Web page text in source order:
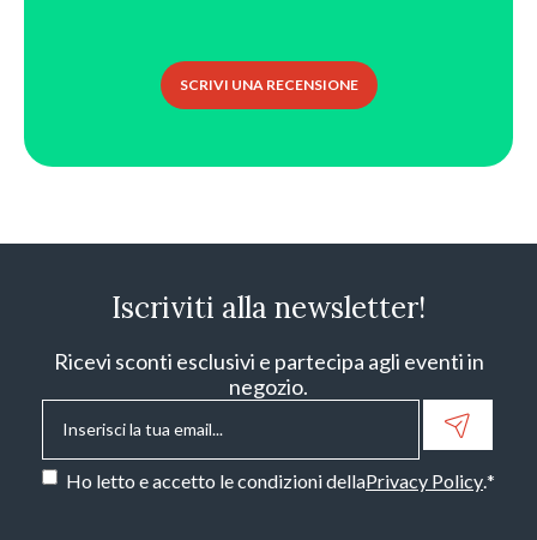
SCRIVI UNA RECENSIONE
Iscriviti alla newsletter!
Ricevi sconti esclusivi e partecipa agli eventi in
negozio.
Email*
Consenso*
Ho letto e accetto le condizioni dellaPrivacy Policy.*